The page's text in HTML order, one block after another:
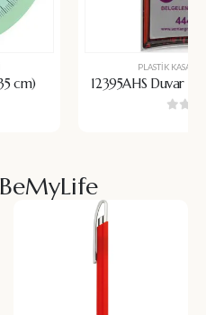
cm)
PLASTIK KASA
12395AHS Duvar